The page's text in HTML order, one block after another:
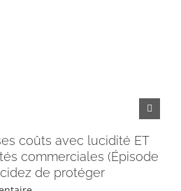
coûts avec lucidité ET
commerciales (Épisode
de protéger